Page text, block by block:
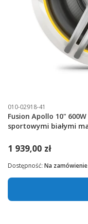
010-02918-41
Fusion Apollo 10"
sportowymi białymi
1 939,00 zł
Dostępność: Na zamówienie